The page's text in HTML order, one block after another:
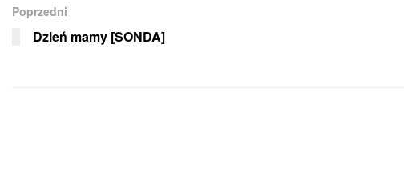
Poprzedni
Dzień mamy [SONDA]